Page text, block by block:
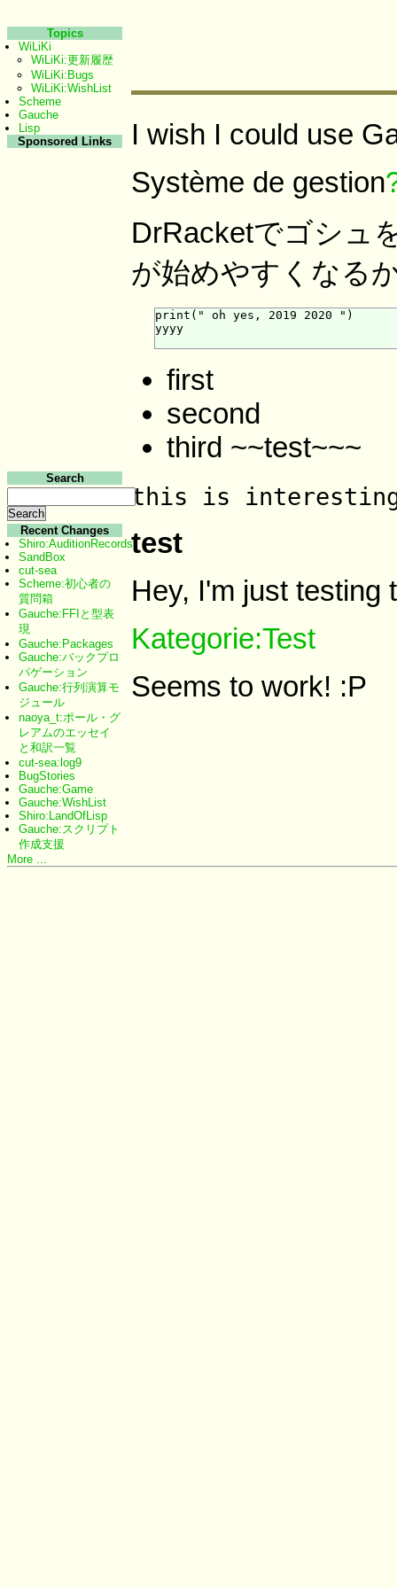
I wish I could use
Système de gestion
DrRacketでゴシュ
が始めやすくなる
print(" oh yes, 2019 2020 ")
yyyy
first
second
third ~~test~~~
this is
test
Hey, I'm just testing
Kategorie:Test
Seems to work! :P
Topics
WiLiKi
WiLiKi:更新履歴
WiLiKi:Bugs
WiLiKi:WishList
Scheme
Gauche
Lisp
Sponsored Links
Search
Recent Changes
Shiro:AuditionRecords
SandBox
cut-sea
Scheme:初心者の
質問箱
Gauche:FFIと型表
現
Gauche:Packages
Gauche:バックプロ
パゲーション
Gauche:行列演算モ
ジュール
naoya_t:ポール・グ
レアムのエッセイ
と和訳一覧
cut-sea:log9
BugStories
Gauche:Game
Gauche:WishList
Shiro:LandOfLisp
Gauche:スクリプト
作成支援
More ...